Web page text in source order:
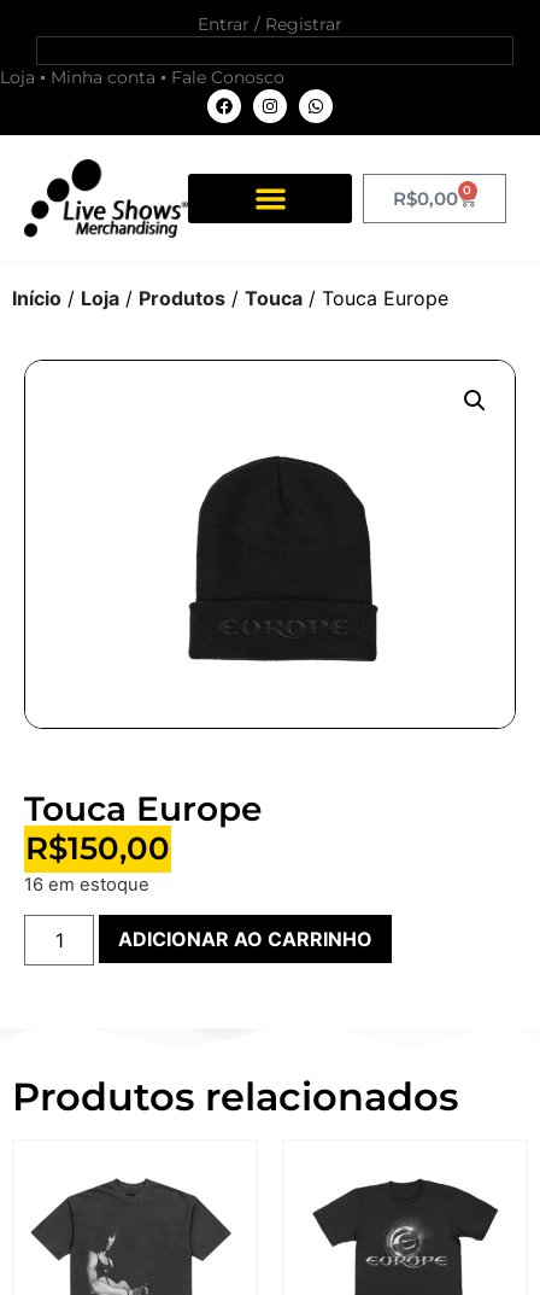
Entrar / Registrar
Loja Minha conta Fale Conosco
R$0,00 0
Início / Loja / Produtos / Touca / Touca Europe
Touca Europe
R$150,00
16 em estoque
ADICIONAR AO CARRINHO
Produtos relacionados